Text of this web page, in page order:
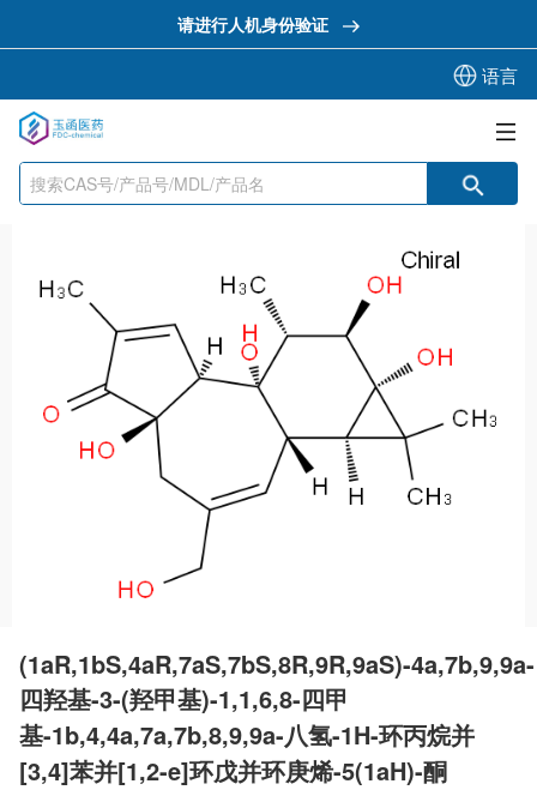
请进行人机身份验证
语言
(1aR,1bS,4aR,7aS,7bS,8R,9R,9aS)-4a,7b,9,9a-
四羟基-3-(羟甲基)-1,1,6,8-四甲
基-1b,4,4a,7a,7b,8,9,9a-八氢-1H-环丙烷并
[3,4]苯并[1,2-e]环戊并环庚烯-5(1aH)-酮